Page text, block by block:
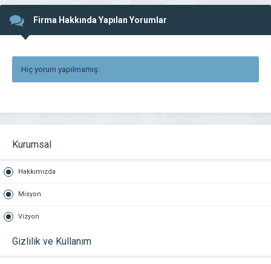
Firma Hakkında Yapılan Yorumlar
Hiç yorum yapılmamış.
Kurumsal
Hakkımızda
Misyon
Vizyon
Gizlilik ve Kullanım